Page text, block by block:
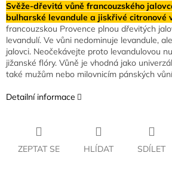
Svěže-dřevitá vůně francouzského
bulharské levandule a jiskřivé citronové
francouzskou Provence plnou dřevitých
levandulí. Ve vůni nedominuje levandule,
jalovci. Neočekávejte proto levandulovou
jižanské flóry. Vůně je vhodná jako
také mužům nebo milovnicím pánských
Detailní informace
ZEPTAT SE HLÍDAT SDÍLET